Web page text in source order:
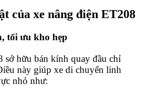
của xe nâng điện ET208
tối ưu kho hẹp
sở hữu bán kính quay đầu chỉ
này giúp xe di chuyển linh
nhỏ như: